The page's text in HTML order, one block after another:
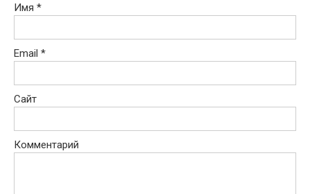
Имя *
Email *
Сайт
Комментарий